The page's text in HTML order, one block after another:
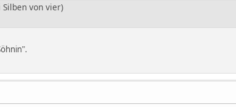
von vier)